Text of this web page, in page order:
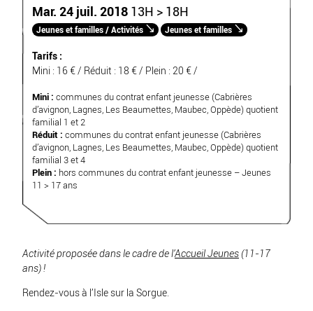
Mar. 24 juil. 2018 13H > 18H
Jeunes et familles / Activités Jeunes et familles
Tarifs :
Mini : 16 € / Réduit : 18 € / Plein : 20 € /
Mini : communes du contrat enfant jeunesse (Cabrières
d’avignon, Lagnes, Les Beaumettes, Maubec, Oppède) quotient
familial 1 et 2
Réduit : communes du contrat enfant jeunesse (Cabrières
d’avignon, Lagnes, Les Beaumettes, Maubec, Oppède) quotient
familial 3 et 4
Plein : hors communes du contrat enfant jeunesse – Jeunes
11 > 17 ans
Activité proposée dans le cadre de l’Accueil Jeunes(11-17
ans) !
Rendez-vous à l’Isle sur la Sorgue.